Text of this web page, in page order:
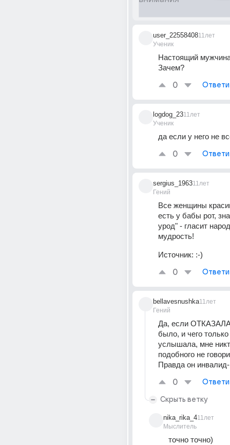
user_22558408
Ученик
11лет
Настоящий
Зачем?
0
logdog_23
Ученик
11лет
да если у него не
0
sergius_1963
Гений
11лет
Все женщины
есть у бабы рот,
урод" - гласит
мудрость!
Источник: :-)
0
bellavesnushka
Гений
11лет
Да, если
было, и чего
услышала, мне
подобного не
Правда он
0
Скрыть ветку
nika_rika_4
Мыслитель
11лет
точно точно)